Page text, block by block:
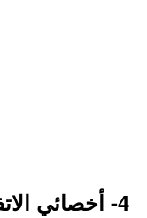
4- أخصائي